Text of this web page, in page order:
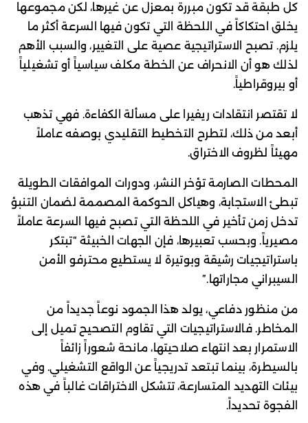
كل طبقة قد تكون مبررة بمعزل عن غيرها، لكن مجموعها
يخلق احتكاكاً في اللحظة التي تكون فيها السرعة أكثر ما
يلزم. تصبح الاستراتيجية عصية على التغيير، والسبب الأهم
لذلك هو أن الانحراف عن الخطة مكلف سياسياً أو تشغيلياً
أو بيروقراطياً.
لا تقتصر انتقادات ريفيرا على مسألة الكفاءة. فهي تذهب
أبعد من ذلك، لتطرح التخطيط التقليدي بوصفه عاملاً
مهيئاً لظروف الاختراق.
المحطات الصارمة تؤخر النشر، ودورات الموافقات الطويلة
تبطئ الاستجابة، وهياكل الحوكمة المصممة لضمان التنبؤ
تدخل زمن تأخير في اللحظة التي تصبح فيها السرعة عاملاً
مصيرياً. وبحسب تعبيرها، فإن الجهات الخبيثة “تبتكر
باستراتيجيات رشيقة وبوتيرة لا يستطيع محترفو الأمن
السيبراني مجاراتها.”
من منظور دفاعي، يولد هذا الجمود نوعاً جديداً من
المخاطر. فالاستراتيجيات التي تقاوم التصحيح تميل إلى
الاستمرار بعد انتهاء صلاحيتها، مانحة شعوراً زائفاً
بالسيطرة، بينما تبتعد تدريجياً عن الواقع التشغيلي. وفي
بيئات التهديد المتسارعة، تتشكل الاختراقات غالباً في هذه
الفجوة تحديداً.